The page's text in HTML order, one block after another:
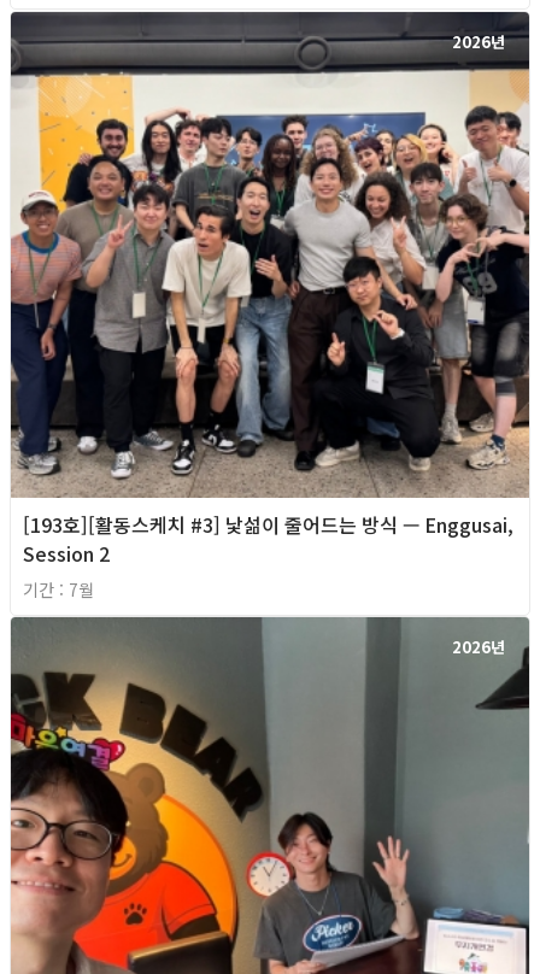
2026년
[193호][활동스케치 #3] 낯섦이 줄어드는 방식 — Enggusai,
Session 2
기간 : 7월
2026년